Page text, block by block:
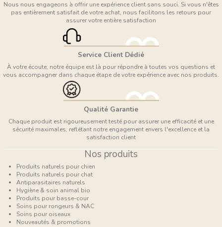
Nous nous engageons à offrir une expérience client sans souci. Si vous n'êtes
pas entièrement satisfait de votre achat, nous facilitons les retours pour
assurer votre entière satisfaction
Service Client Dédié
À votre écoute, notre équipe est là pour répondre à toutes vos questions et
vous accompagner dans chaque étape de votre expérience avec nos produits.
Qualité Garantie
Chaque produit est rigoureusement testé pour assurer une efficacité et une
sécurité maximales, reflétant notre engagement envers l'excellence et la
satisfaction client
Nos produits
Produits naturels pour chien
Produits naturels pour chat
Antiparasitaires naturels
Hygiène & soin animal bio
Produits pour basse-cour
Soins pour rongeurs & NAC
Soins pour oiseaux
Nouveautés & promotions